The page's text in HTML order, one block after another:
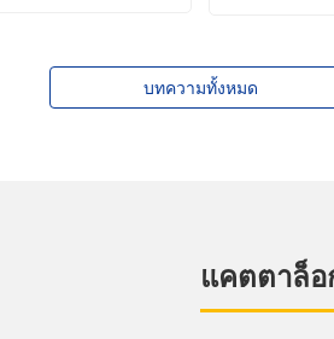
บทความทั้งหมด
แคตตาล็